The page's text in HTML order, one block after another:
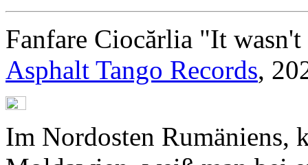
Fanfare Ciocărlia "It
Asphalt Tango Records,
Im Nordosten Rumäniens,